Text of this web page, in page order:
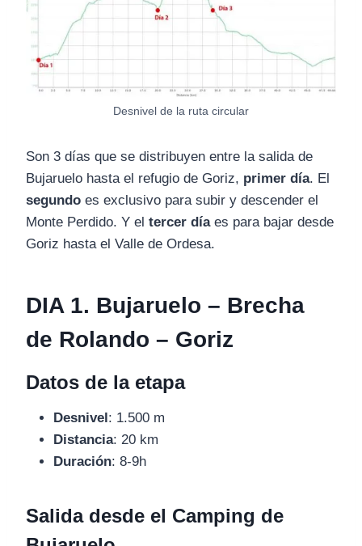
Desnivel de la ruta circular
Son 3 días que se distribuyen entre la salida de
Bujaruelo hasta el refugio de Goriz, primer día. El
segundo es exclusivo para subir y descender el
Monte Perdido. Y el tercer díaes para bajar desde
Goriz hasta el Valle de Ordesa.
DIA 1. Bujaruelo – Brecha
de Rolando – Goriz
Datos de la etapa
Desnivel : 1.500 m
Distancia: 20 km
Duración: 8-9h
Salida desde el Camping de